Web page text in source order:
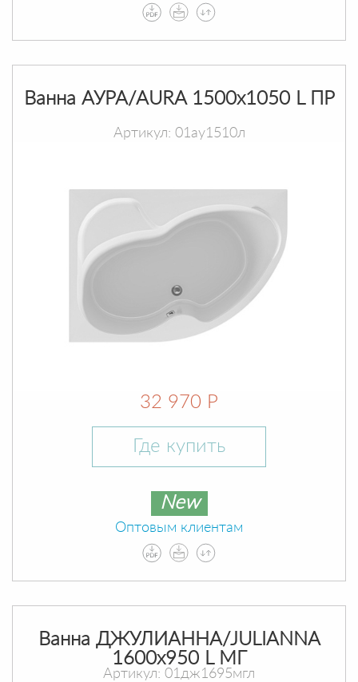
Ванна АУРА/AURA 1500х1050 L ПР
Артикул: 01ау1510л
32 970 Р
Где купить
New
Оптовым клиентам
Ванна ДЖУЛИАННА/JULIANNA
1600х950 L МГ
Артикул: 01дж1695мгл